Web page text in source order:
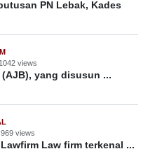
PN Lebak, Kades
1042 views
yang disusun ...
969 views
Law firm terkenal ...